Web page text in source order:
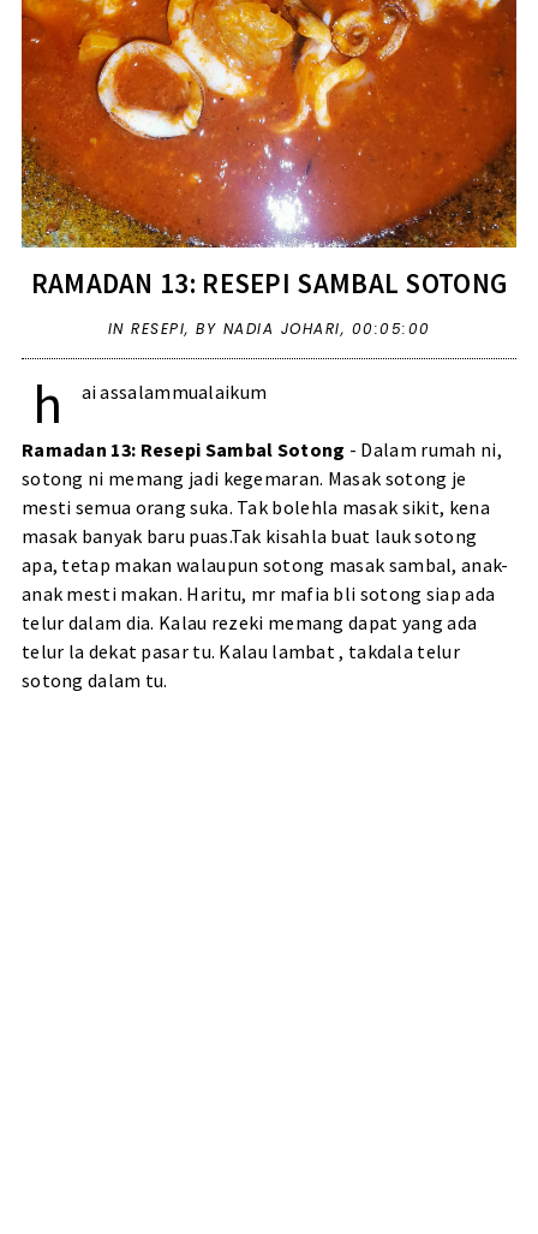
RAMADAN 13: RESEPI SAMBAL SOTONG
IN RESEPI, BY NADIA JOHARI, 00:05:00
h ai assalammualaikum
Ramadan 13: Resepi Sambal Sotong - Dalam rumah ni,
sotong ni memang jadi kegemaran. Masak sotong je
mesti semua orang suka. Tak bolehla masak sikit, kena
masak banyak baru puas.Tak kisahla buat lauk sotong
apa, tetap makan walaupun sotong masak sambal, anak-
anak mesti makan. Haritu, mr mafia bli sotong siap ada
telur dalam dia. Kalau rezeki memang dapat yang ada
telur la dekat pasar tu. Kalau lambat , takdala telur
sotong dalam tu.